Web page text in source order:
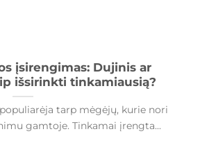
įsirengimas: Dujinis ar
išsirinkti tinkamiausią?
tarp mėgėjų, kurie nori
gamtoje. Tinkamai įrengta...